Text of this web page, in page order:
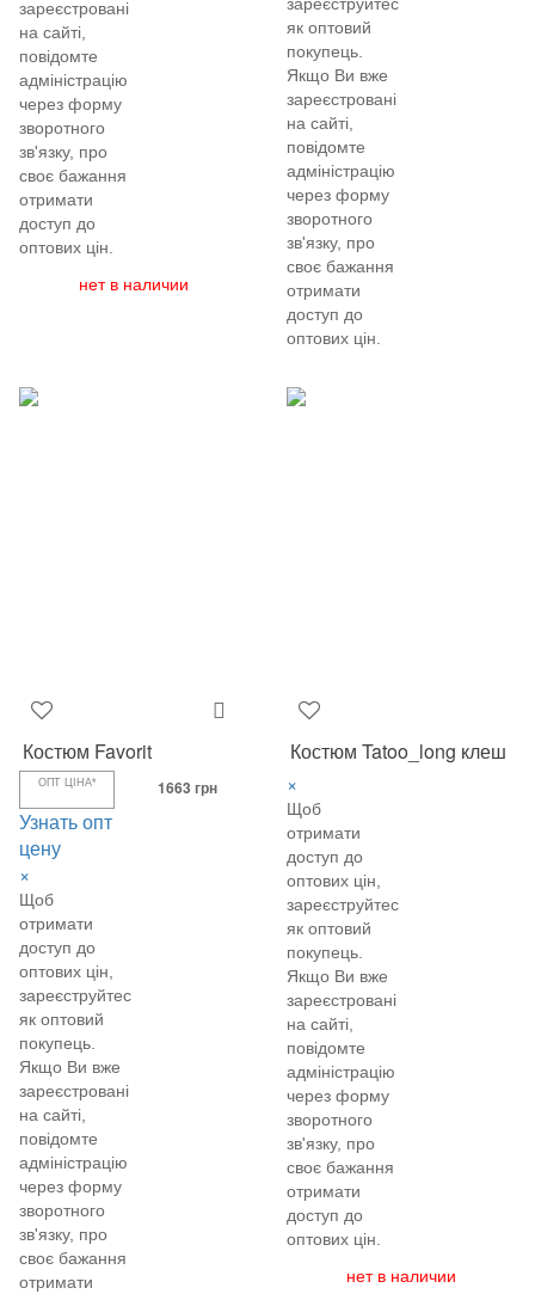
зареєстровані
на сайті,
повідомте
адміністрацію
через форму
зворотного
зв'язку, про
своє бажання
отримати
доступ до
оптових цін.
нет в наличии
як оптовий
покупець.
Якщо Ви вже
зареєстровані
на сайті,
повідомте
адміністрацію
через форму
зворотного
зв'язку, про
своє бажання
отримати
доступ до
оптових цін.
Костюм Favorit
ОПТ ЦІНА*
Узнать опт
цену
×
Щоб
отримати
доступ до
оптових цін,
зареєструйтеся
як оптовий
покупець.
Якщо Ви вже
зареєстровані
на сайті,
повідомте
адміністрацію
через форму
зворотного
зв'язку, про
своє бажання
отримати
1663 грн
Костюм Tatoo_long клеш
×
Щоб
отримати
доступ до
оптових цін,
зареєструйтеся
як оптовий
покупець.
Якщо Ви вже
зареєстровані
на сайті,
повідомте
адміністрацію
через форму
зворотного
зв'язку, про
своє бажання
отримати
доступ до
оптових цін.
нет в наличии